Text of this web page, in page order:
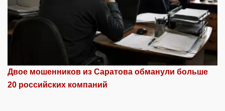
Двое мошенников из Саратова обманули больше
20 российских компаний